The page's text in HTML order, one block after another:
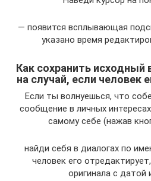
— появится всплывающая
указано время
Как сохранить исходный
на случай, если человек
Если ты волнуешься, что
сообщение в личных
самому себе (нажав
найди себя в диалогах по
человек его
оригинала с датой